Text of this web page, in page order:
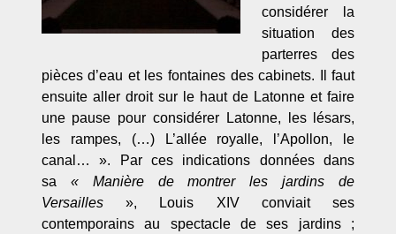
considérer la
situation des
parterres des
pièces d’eau et les fontaines des cabinets. Il faut
ensuite aller droit sur le haut de Latonne et faire
une pause pour considérer Latonne, les lésars,
les rampes, (…) L’allée royalle, l’Apollon, le
canal… ». Par ces indications données dans
sa « Manière de montrer les jardins de
Versailles », Louis XIV conviait ses
contemporains au spectacle de ses jardins ;